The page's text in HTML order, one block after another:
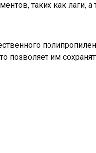
таких как лаги, а
позволяет им